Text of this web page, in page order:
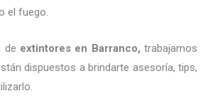
el fuego.
de extintores en Barranco, trabajamos
dispuestos a brindarte asesoría, tips,